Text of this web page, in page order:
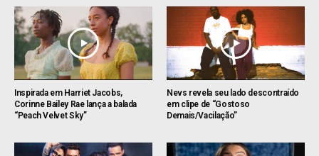
Inspirada em Harriet Jacobs,
Corinne Bailey Rae lança a balada
“Peach Velvet Sky”
Nevs revela seu lado descontraído
em clipe de “Gostoso
Demais/Vacilação”